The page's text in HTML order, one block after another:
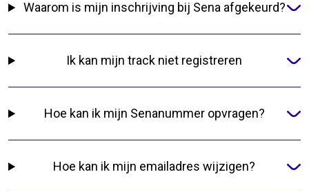
Waarom is mijn inschrijving bij Sena afgekeurd?
Ik kan mijn track niet registreren
Hoe kan ik mijn Senanummer opvragen?
Hoe kan ik mijn emailadres wijzigen?